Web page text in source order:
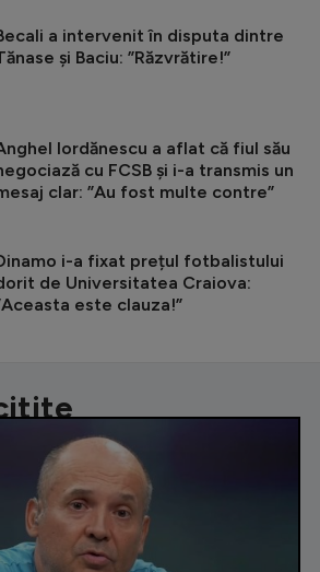
a intervenit în disputa dintre
și Baciu: ”Răzvrătire!”
Iordănescu a aflat că fiul său
cu FCSB și i-a transmis un
clar: ”Au fost multe contre”
i-a fixat prețul fotbalistului
de Universitatea Craiova:
este clauza!”